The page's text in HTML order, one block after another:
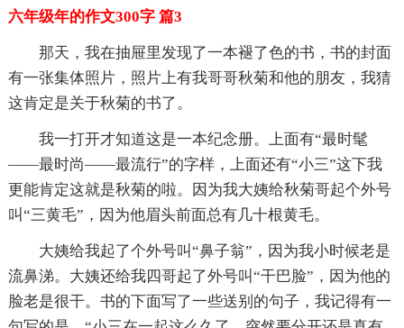
六年级年的作文300字 篇3
那天，我在抽屉里发现了一本褪了色的书，书的封面
有一张集体照片，照片上有我哥哥秋菊和他的朋友，我猜
这肯定是关于秋菊的书了。
我一打开才知道这是一本纪念册。上面有“最时髦
——最时尚——最流行”的字样，上面还有“小三”这下我
更能肯定这就是秋菊的啦。因为我大姨给秋菊哥起个外号
叫“三黄毛”，因为他眉头前面总有几十根黄毛。
大姨给我起了个外号叫“鼻子翁”，因为我小时候老是
流鼻涕。大姨还给我四哥起了外号叫“干巴脸”，因为他的
脸老是很干。书的下面写了一些送别的句子，我记得有一